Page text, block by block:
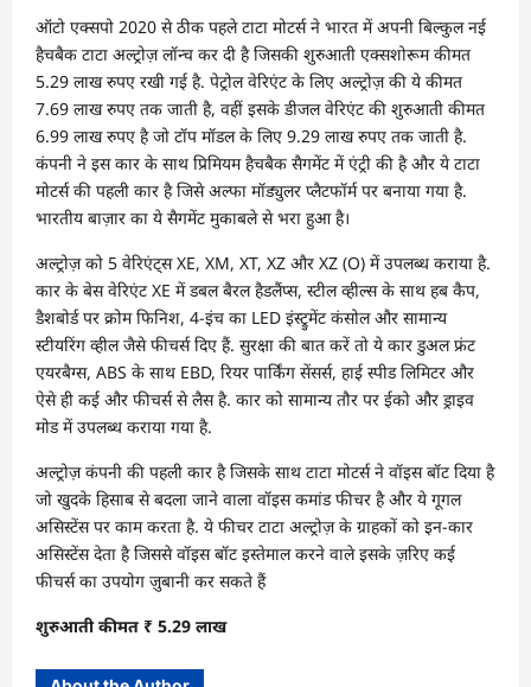
ऑटो एक्सपो 2020 से ठीक पहले टाटा मोटर्स ने भारत में अपनी बिल्कुल नई
हैचबैक टाटा अल्ट्रोज़ लॉन्च कर दी है जिसकी शुरुआती एक्सशोरूम कीमत
5.29 लाख रुपए रखी गई है. पेट्रोल वेरिएंट के लिए अल्ट्रोज़ की ये कीमत
7.69 लाख रुपए तक जाती है, वहीं इसके डीजल वेरिएंट की शुरुआती कीमत
6.99 लाख रुपए है जो टॉप मॉडल के लिए 9.29 लाख रुपए तक जाती है.
कंपनी ने इस कार के साथ प्रिमियम हैचबैक सैगमेंट में एंट्री की है और ये टाटा
मोटर्स की पहली कार है जिसे अल्फा मॉड्युलर प्लैटफॉर्म पर बनाया गया है.
भारतीय बाज़ार का ये सैगमेंट मुकाबले से भरा हुआ है।
अल्ट्रोज़ को 5 वेरिएंट्स XE, XM, XT, XZ और XZ (O) में उपलब्ध कराया है.
कार के बेस वेरिएंट XE में डबल बैरल हैडलैंप्स, स्टील व्हील्स के साथ हब कैप,
डैशबोर्ड पर क्रोम फिनिश, 4-इंच का LED इंस्ट्रुमेंट कंसोल और सामान्य
स्टीयरिंग व्हील जैसे फीचर्स दिए हैं. सुरक्षा की बात करें तो ये कार डुअल फ्रंट
एयरबैग्स, ABS के साथ EBD, रियर पार्किंग सेंसर्स, हाई स्पीड लिमिटर और
ऐसे ही कई और फीचर्स से लैस है. कार को सामान्य तौर पर ईको और ड्राइव
मोड में उपलब्ध कराया गया है.
अल्ट्रोज़ कंपनी की पहली कार है जिसके साथ टाटा मोटर्स ने वॉइस बॉट दिया है
जो खुदके हिसाब से बदला जाने वाला वॉइस कमांड फीचर है और ये गूगल
असिस्टेंस पर काम करता है. ये फीचर टाटा अल्ट्रोज़ के ग्राहकों को इन-कार
असिस्टेंस देता है जिससे वॉइस बॉट इस्तेमाल करने वाले इसके ज़रिए कई
फीचर्स का उपयोग ज़ुबानी कर सकते हैं
शुरुआती कीमत ₹ 5.29 लाख